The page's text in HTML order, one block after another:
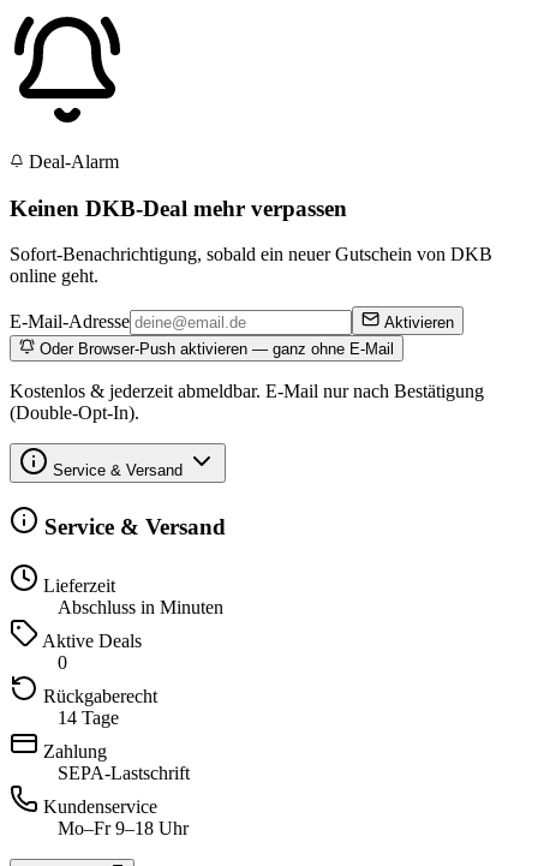
Deal-Alarm
Keinen DKB-Deal mehr verpassen
Sofort-Benachrichtigung, sobald ein neuer Gutschein von DKB
online geht.
E-Mail-Adresse
Aktivieren
Oder Browser-Push aktivieren — ganz ohne E-Mail
Kostenlos & jederzeit abmeldbar. E-Mail nur nach Bestätigung
(Double-Opt-In).
Service & Versand
Service & Versand
Lieferzeit
Abschluss in Minuten
Aktive Deals
0
Rückgaberecht
14 Tage
Zahlung
SEPA-Lastschrift
Kundenservice
Mo–Fr 9–18 Uhr